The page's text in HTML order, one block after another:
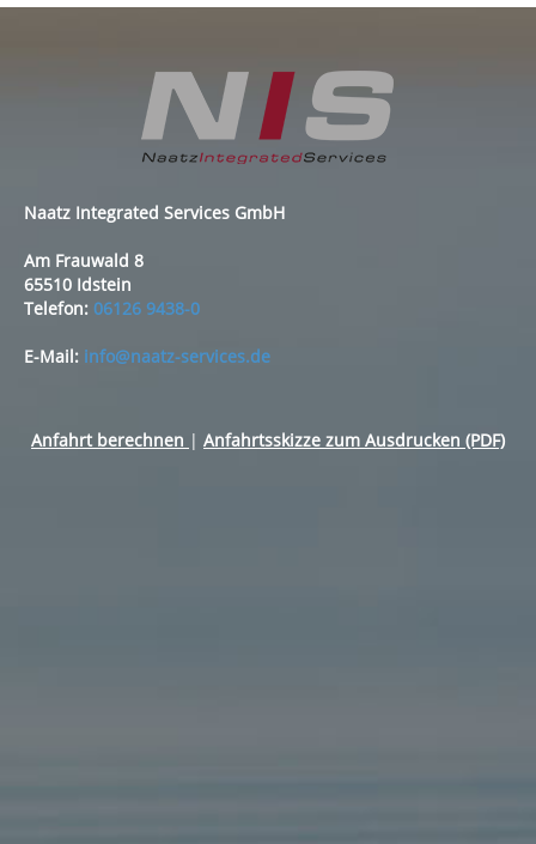
Naatz Integrated Services GmbH
Am Frauwald 8
65510 Idstein
Telefon: 06126 9438-0
E-Mail: info@naatz-services.de
Anfahrt berechnen | Anfahrtsskizze zum Ausdrucken (PDF)